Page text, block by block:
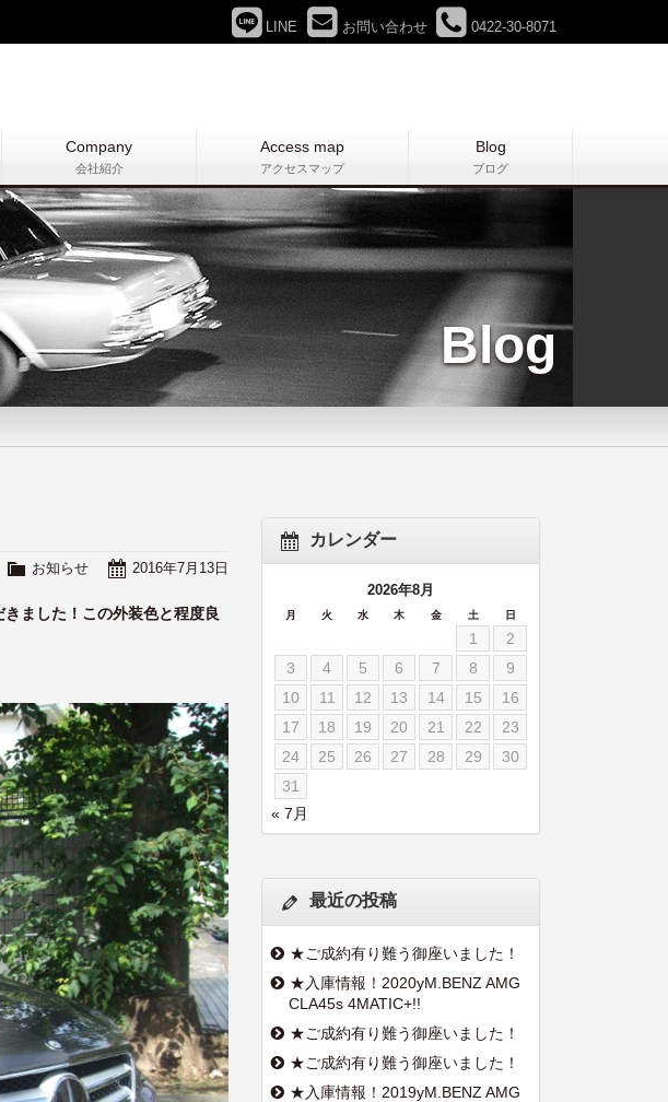
LINE お問い合わせ 0422-30-8071
Company
会社紹介
Access map
アクセスマップ
Blog
ブログ
Blog
2016年7月13日
お知らせ
きました！この外装色と程度良
カレンダー
2026年8月
月 火 水 木 金 土 日
1
2
3
4 5 6 7 8
9
10
11 12 13 14 15
16
17
18 19 20 21 22
23
24
25 26 27 28 29
30
31
« 7月
最近の投稿
★ご成約有り難う御座いました！
★入庫情報！2020yM.BENZ AMG
CLA45s 4MATIC+!!
★ご成約有り難う御座いました！
★ご成約有り難う御座いました！
★入庫情報！2019yM.BENZ AMG